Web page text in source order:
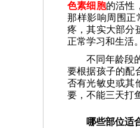
色素细胞的活性
那样影响周围正
疼，其实大部分
正常学习和生活
不同年龄段
要根据孩子的配
否有光敏史或其
要，不能三天打
哪些部位适